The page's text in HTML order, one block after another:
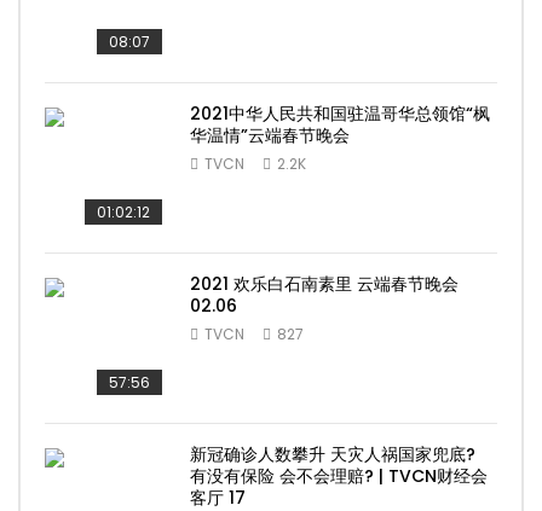
08:07
01:02:12
2021中华人民共和国驻温哥华总领馆“枫
华温情”云端春节晚会
TVCN 2.2K
57:56
2021 欢乐白石南素里 云端春节晚会
02.06
TVCN 827
新冠确诊人数攀升 天灾人祸国家兜底?
有没有保险 会不会理赔? | TVCN财经会
客厅 17